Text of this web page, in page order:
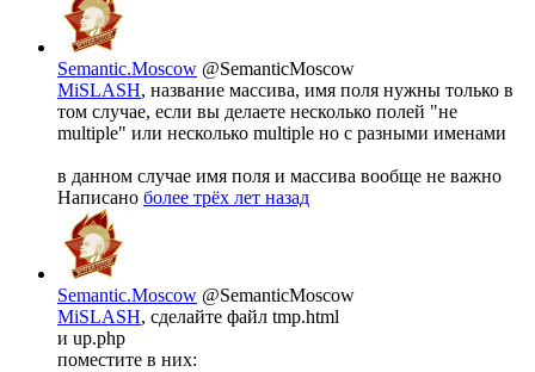
Semantic.Moscow @SemanticMoscow
MiSLASH, название массива, имя поля нужны только в
том случае, если вы делаете несколько полей "не
multiple" или несколько multiple но с разными именами
в данном случае имя поля и массива вообще не важно
Написано более трёх лет назад
Semantic.Moscow @SemanticMoscow
MiSLASH, сделайте файл tmp.html
и up.php
поместите в них: